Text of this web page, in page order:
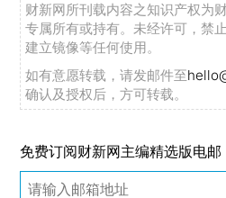
财新网所刊载内容之知识产权为
专属所有或持有。未经许可，禁
建立镜像等任何使用。
如有意愿转载，请发邮件至
确认及授权后，方可转载。
免费订阅财新网主编精选版电邮